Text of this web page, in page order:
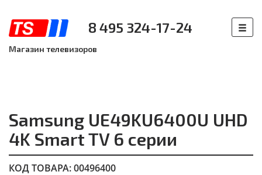
8 495 324-17-24
Магазин телевизоров
Samsung UE49KU6400U UHD
4K Smart TV 6 серии
КОД ТОВАРА: 00496400